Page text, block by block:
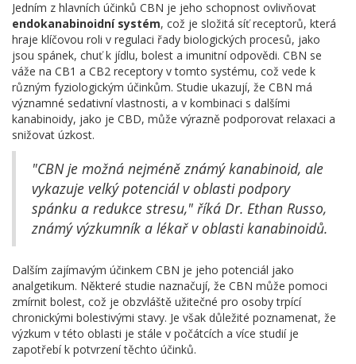
Jedním z hlavních účinků CBN je jeho schopnost ovlivňovat
endokanabinoidní systém, což je složitá síť receptorů, která
hraje klíčovou roli v regulaci řady biologických procesů, jako
jsou spánek, chuť k jídlu, bolest a imunitní odpovědi. CBN se
váže na CB1 a CB2 receptory v tomto systému, což vede k
různým fyziologickým účinkům. Studie ukazují, že CBN má
významné sedativní vlastnosti, a v kombinaci s dalšími
kanabinoidy, jako je CBD, může výrazně podporovat relaxaci a
snižovat úzkost.
"CBN je možná nejméně známý kanabinoid, ale
vykazuje velký potenciál v oblasti podpory
spánku a redukce stresu," říká Dr. Ethan Russo,
známý výzkumník a lékař v oblasti kanabinoidů.
Dalším zajímavým účinkem CBN je jeho potenciál jako
analgetikum. Některé studie naznačují, že CBN může pomoci
zmírnit bolest, což je obzvláště užitečné pro osoby trpící
chronickými bolestivými stavy. Je však důležité poznamenat, že
výzkum v této oblasti je stále v počátcích a více studií je
zapotřebí k potvrzení těchto účinků.